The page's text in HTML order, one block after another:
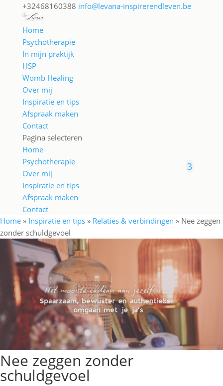
+32468160388 info@levana-inspirerendleven.be
Home
Psychotherapie
In mijn praktijk
HSP
Womb Healing
Over mij
Inspiratie en tips
Afspraak maken
Contact
Pagina selecteren
Home
Psychotherapie
Over mij
Inspiratie en tips
Afspraak maken
Contact
Home » Inspiratie en tips » Relaties & verbindingen » Nee zeggen
zonder schuldgevoel
Nee zeggen zonder
schuldgevoel